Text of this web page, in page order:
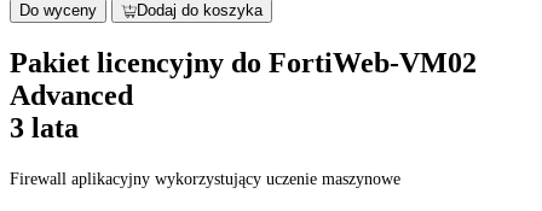
Do wyceny
Dodaj do koszyka
Pakiet licencyjny do FortiWeb-VM02
Advanced
3 lata
Firewall aplikacyjny wykorzystujący uczenie maszynowe